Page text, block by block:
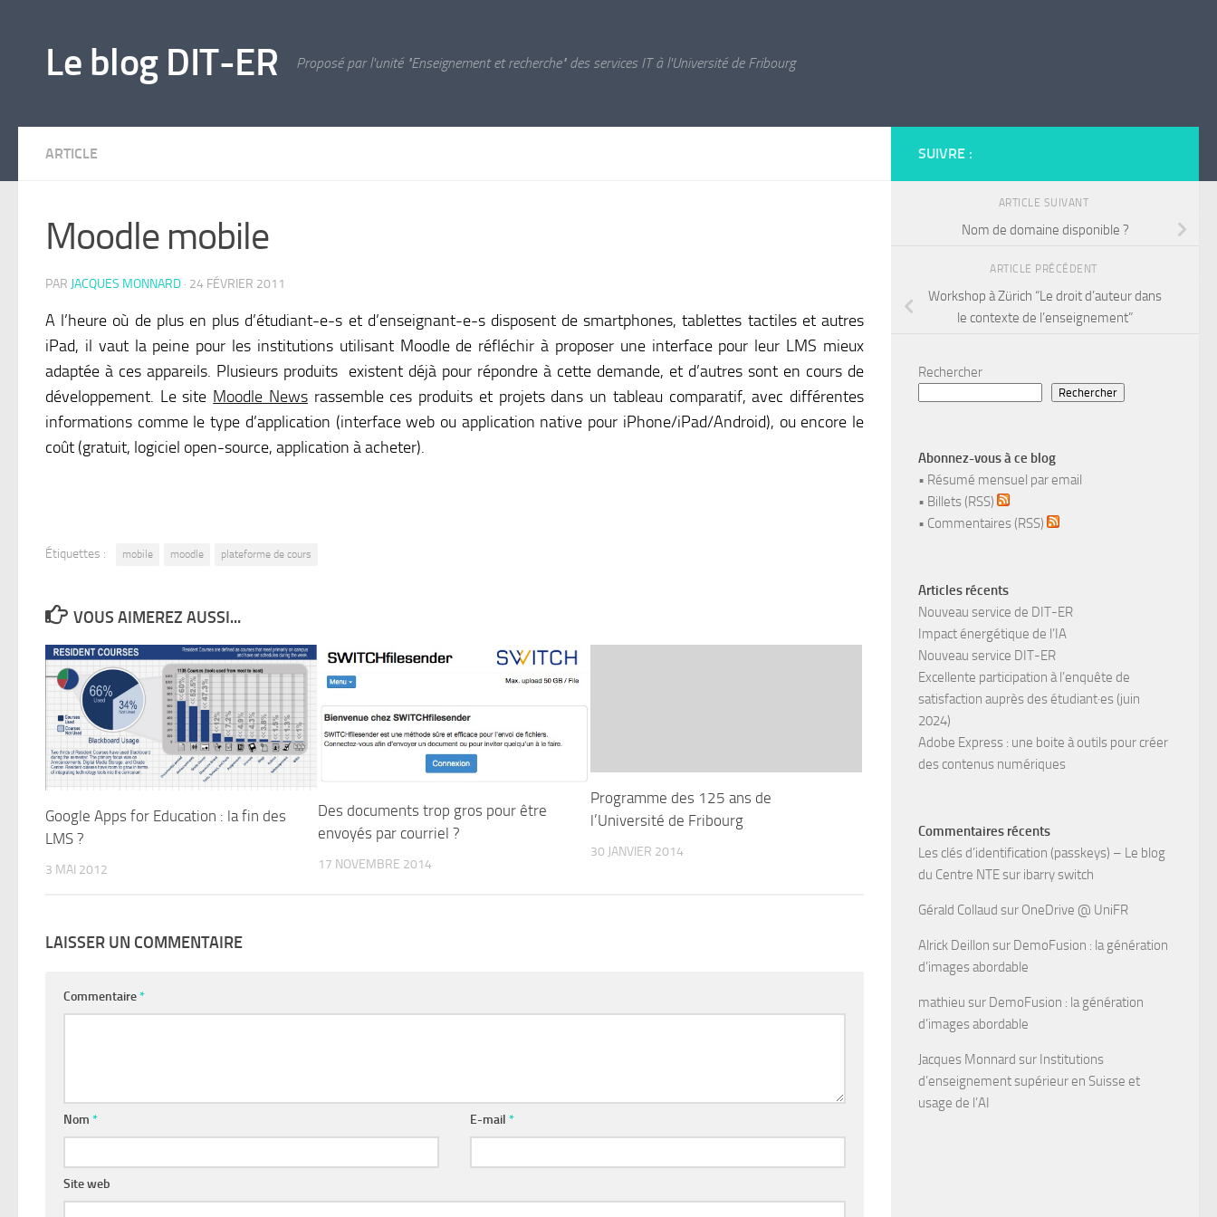
Le blog DIT-ER Proposé par l'unité "Enseignement et recherche" des services IT à l'Université de Fribourg
ARTICLE
Moodle mobile
PAR JACQUES MONNARD · 24 FÉVRIER 2011
A l’heure où de plus en plus d’étudiant-e-s et d’enseignant-e-s disposent de smartphones, tablettes tactiles et autres
iPad, il vaut la peine pour les institutions utilisant Moodle de réfléchir à proposer une interface pour leur LMS mieux
adaptée à ces appareils. Plusieurs produits existent déjà pour répondre à cette demande, et d’autres sont en cours de
développement. Le site Moodle Newsrassemble ces produits et projets dans un tableau comparatif, avec différentes
informations comme le type d’application (interface web ou application native pour iPhone/iPad/Android), ou encore le
coût (gratuit, logiciel open-source, application à acheter).
Étiquettes : mobile moodle plateforme de cours
VOUS AIMEREZ AUSSI...
Google Apps for Education : la fin des
LMS ?
3 MAI 2012
Des documents trop gros pour être
envoyés par courriel ?
17 NOVEMBRE 2014
Programme des 125 ans de
l’Université de Fribourg
30 JANVIER 2014
LAISSER UN COMMENTAIRE
Commentaire*
Nom * E-mail*
Site web
SUIVRE :
ARTICLE SUIVANT
Nom de domaine disponible ?
ARTICLE PRÉCÉDENT
Workshop à Zürich “Le droit d’auteur dans
le contexte de l’enseignement”
Rechercher
Rechercher
Abonnez-vous à ce blog
• Résumé mensuel par email
• Billets (RSS)
• Commentaires (RSS)
Articles récents
Nouveau service de DIT-ER
Impact énergétique de l’IA
Nouveau service DIT-ER
Excellente participation à l’enquête de
satisfaction auprès des étudiant·es (juin
2024)
Adobe Express : une boite à outils pour créer
des contenus numériques
Commentaires récents
Les clés d’identification (passkeys) – Le blog
du Centre NTEsur ibarry switch
Gérald Collaud sur OneDrive @ UniFR
Alrick Deillon sur DemoFusion : la génération
d’images abordable
mathieu sur DemoFusion : la génération
d’images abordable
Jacques Monnard sur Institutions
d’enseignement supérieur en Suisse et
usage de l’AI